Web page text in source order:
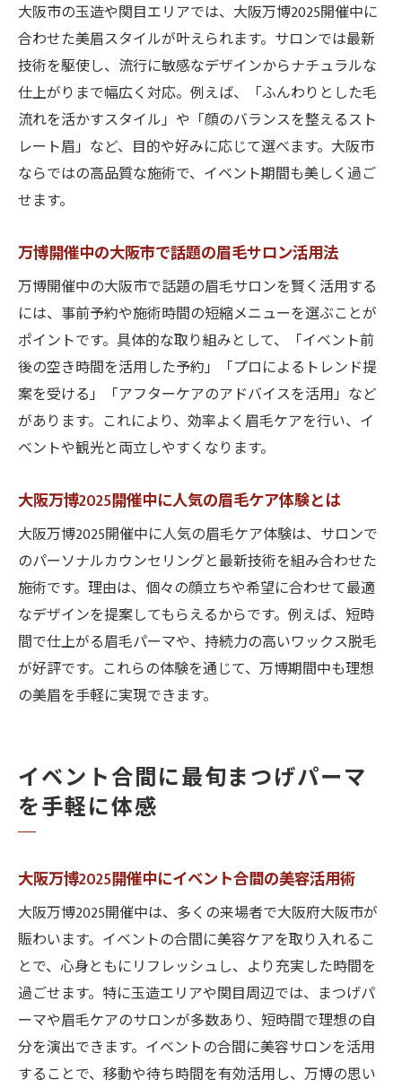
大阪市の玉造や関目エリアでは、大阪万博2025開催中に
合わせた美眉スタイルが叶えられます。サロンでは最新
技術を駆使し、流行に敏感なデザインからナチュラルな
仕上がりまで幅広く対応。例えば、「ふんわりとした毛
流れを活かすスタイル」や「顔のバランスを整えるスト
レート眉」など、目的や好みに応じて選べます。大阪市
ならではの高品質な施術で、イベント期間も美しく過ご
せます。
万博開催中の大阪市で話題の眉毛サロン活用法
万博開催中の大阪市で話題の眉毛サロンを賢く活用する
には、事前予約や施術時間の短縮メニューを選ぶことが
ポイントです。具体的な取り組みとして、「イベント前
後の空き時間を活用した予約」「プロによるトレンド提
案を受ける」「アフターケアのアドバイスを活用」など
があります。これにより、効率よく眉毛ケアを行い、イ
ベントや観光と両立しやすくなります。
大阪万博2025開催中に人気の眉毛ケア体験とは
大阪万博2025開催中に人気の眉毛ケア体験は、サロンで
のパーソナルカウンセリングと最新技術を組み合わせた
施術です。理由は、個々の顔立ちや希望に合わせて最適
なデザインを提案してもらえるからです。例えば、短時
間で仕上がる眉毛パーマや、持続力の高いワックス脱毛
が好評です。これらの体験を通じて、万博期間中も理想
の美眉を手軽に実現できます。
イベント合間に最旬まつげパーマ
を手軽に体感
大阪万博2025開催中にイベント合間の美容活用術
大阪万博2025開催中は、多くの来場者で大阪府大阪市が
賑わいます。イベントの合間に美容ケアを取り入れるこ
とで、心身ともにリフレッシュし、より充実した時間を
過ごせます。特に玉造エリアや関目周辺では、まつげパ
ーマや眉毛ケアのサロンが多数あり、短時間で理想の自
分を演出できます。イベントの合間に美容サロンを活用
することで、移動や待ち時間を有効活用し、万博の思い